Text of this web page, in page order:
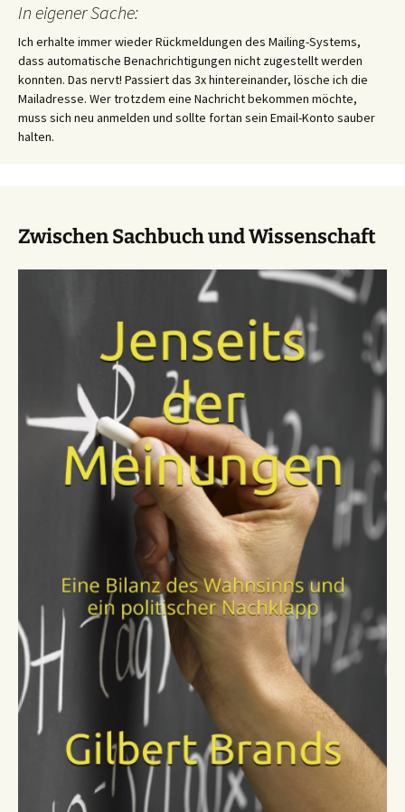
In eigener Sache:
Ich erhalte immer wieder Rückmeldungen des Mailing-Systems,
dass automatische Benachrichtigungen nicht zugestellt werden
konnten. Das nervt! Passiert das 3x hintereinander, lösche ich die
Mailadresse. Wer trotzdem eine Nachricht bekommen möchte,
muss sich neu anmelden und sollte fortan sein Email-Konto sauber
halten.
Zwischen Sachbuch und Wissenschaft